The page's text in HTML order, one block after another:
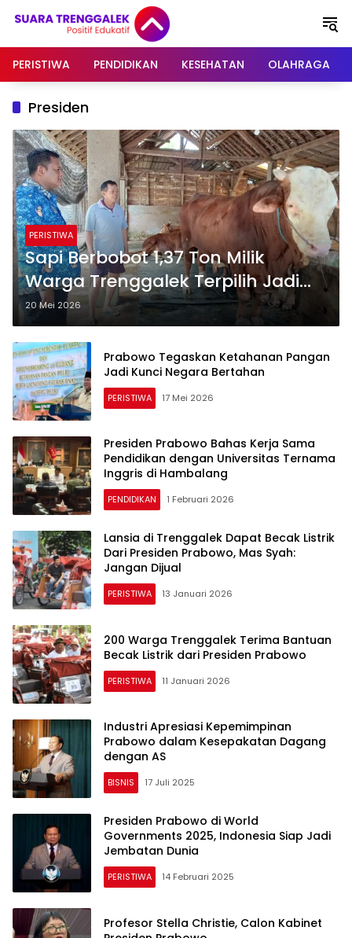
PERISTIWA
PENDIDIKAN KESEHATAN OLAHRAGA
Presiden
PERISTIWA
Sapi Berbobot 1,37 Ton Milik
Warga Trenggalek Terpilih Jadi
Hewan Kurban Presiden Prabowo
20 Mei 2026
Prabowo Tegaskan Ketahanan Pangan
Jadi Kunci Negara Bertahan
PERISTIWA 17 Mei 2026
Presiden Prabowo Bahas Kerja Sama
Pendidikan dengan Universitas Ternama
Inggris di Hambalang
PENDIDIKAN 1 Februari 2026
Lansia di Trenggalek Dapat Becak Listrik
Dari Presiden Prabowo, Mas Syah:
Jangan Dijual
PERISTIWA 13 Januari 2026
200 Warga Trenggalek Terima Bantuan
Becak Listrik dari Presiden Prabowo
PERISTIWA 11 Januari 2026
Industri Apresiasi Kepemimpinan
Prabowo dalam Kesepakatan Dagang
dengan AS
BISNIS 17 Juli 2025
Presiden Prabowo di World
Governments 2025, Indonesia Siap Jadi
Jembatan Dunia
PERISTIWA 14 Februari 2025
Profesor Stella Christie, Calon Kabinet